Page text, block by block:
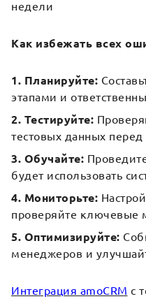
недели
Как избежать всех
1. Планируйте:
этапами и
2. Тестируйте:
тестовых данных перед
3. Обучайте:
будет использовать
4. Мониторьте:
проверяйте ключевые
5. Оптимизируйте:
менеджеров и
Интеграция amoCRM с